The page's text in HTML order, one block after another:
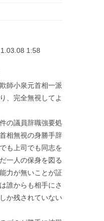
1:58
師小泉元首相一派
、完全無視してよ
の議員辞職強要処
相無視の身勝手辞
も上司でも同志を
一人の保身を図る
力が無いことが証
誰からも相手にさ
か残されていない